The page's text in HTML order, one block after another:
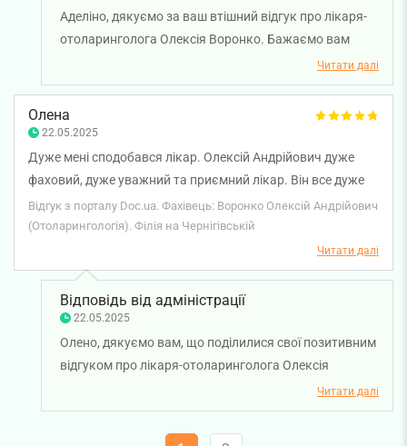
Аделіно, дякуємо за ваш втішний відгук про лікаря-
отоларинголога Олексія Воронко. Бажаємо вам
Читати далі
Олена
22.05.2025
Дуже мені сподобався лікар. Олексій Андрійович дуже
фаховий, дуже уважний та приємний лікар. Він все дуже
детально пояснив, які в мене проблеми та які є шляхи
вирішення. Дякую.
Відгук з порталу Doc.ua. Фахівець: Воронко Олексій Андрійович
(Отоларингологія). Філія на Чернігівській
Читати далі
Відповідь від адміністрації
22.05.2025
Олено, дякуємо вам, що поділилися свої позитивним
відгуком про лікаря-отоларинголога Олексія
Читати далі